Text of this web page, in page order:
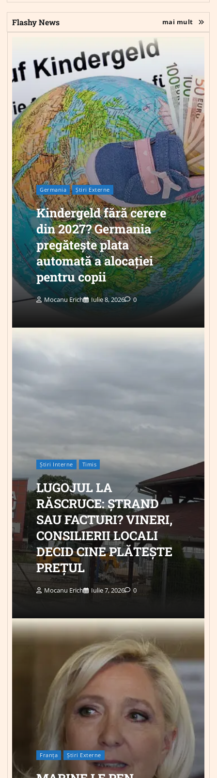
Flashy News mai mult
Germania Știri Externe
Kindergeld fără cerere
din 2027? Germania
pregătește plata
automată a alocației
pentru copii
Mocanu Erich Iulie 8, 2026 0
Știri Interne Timis
LUGOJUL LA
RĂSCRUCE: ȘTRAND
SAU FACTURI? VINERI,
CONSILIERII LOCALI
DECID CINE PLĂTEȘTE
PREȚUL
Mocanu Erich Iulie 7, 2026 0
Franța Știri Externe